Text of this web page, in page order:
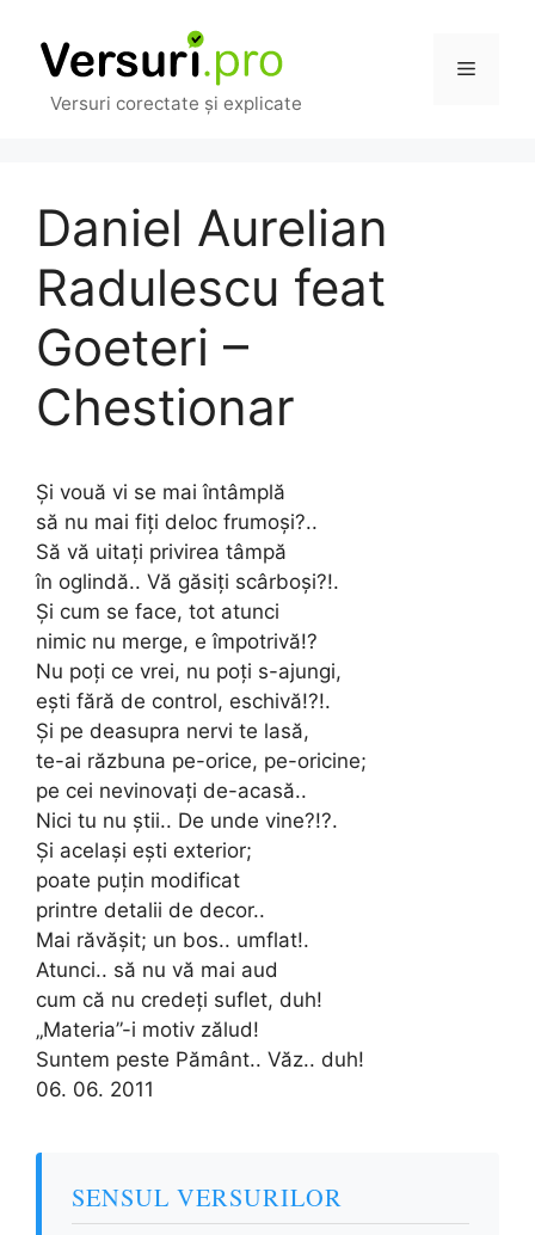
conținut
Versuri corectate și explicate
Meniu
Daniel Aurelian
Radulescu feat
Goeteri –
Chestionar
Și vouă vi se mai întâmplă
să nu mai fiți deloc frumoși?..
Să vă uitați privirea tâmpă
în oglindă.. Vă găsiți scârboși?!.
Și cum se face, tot atunci
nimic nu merge, e împotrivă!?
Nu poți ce vrei, nu poți s-ajungi,
ești fără de control, eschivă!?!.
Și pe deasupra nervi te lasă,
te-ai răzbuna pe-orice, pe-oricine;
pe cei nevinovați de-acasă..
Nici tu nu știi.. De unde vine?!?.
Și același ești exterior;
poate puțin modificat
printre detalii de decor..
Mai răvășit; un bos.. umflat!.
Atunci.. să nu vă mai aud
cum că nu credeți suflet, duh!
„Materia”-i motiv zălud!
Suntem peste Pământ.. Văz.. duh!
06. 06. 2011
SENSUL VERSURILOR